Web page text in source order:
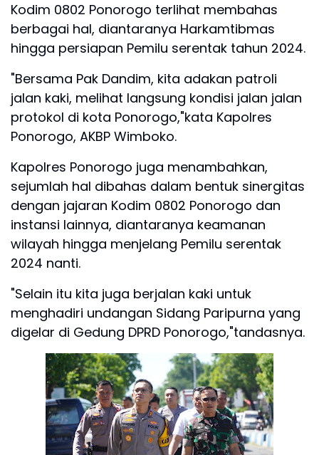
Kodim 0802 Ponorogo terlihat membahas
berbagai hal, diantaranya Harkamtibmas
hingga persiapan Pemilu serentak tahun 2024.
"Bersama Pak Dandim, kita adakan patroli
jalan kaki, melihat langsung kondisi jalan jalan
protokol di kota Ponorogo,"kata Kapolres
Ponorogo, AKBP Wimboko.
Kapolres Ponorogo juga menambahkan,
sejumlah hal dibahas dalam bentuk sinergitas
dengan jajaran Kodim 0802 Ponorogo dan
instansi lainnya, diantaranya keamanan
wilayah hingga menjelang Pemilu serentak
2024 nanti.
"Selain itu kita juga berjalan kaki untuk
menghadiri undangan Sidang Paripurna yang
digelar di Gedung DPRD Ponorogo,"tandasnya.